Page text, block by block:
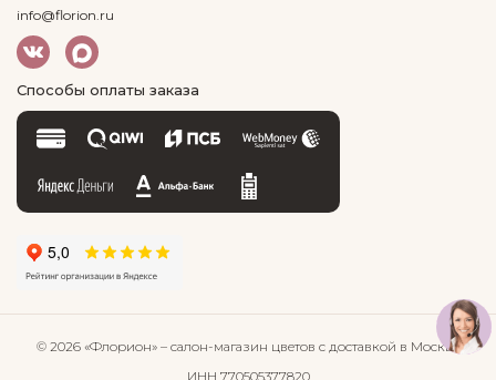
info@florion.ru
Способы оплаты заказа
© 2026 «Флорион» – салон-магазин цветов с доставкой в Москве
ИНН 770505377820